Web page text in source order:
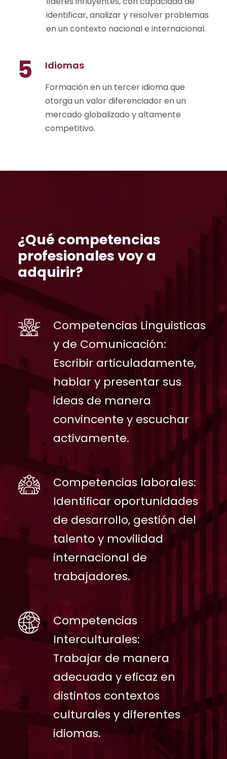
identificar, analizar y resolver problemas
en un contexto nacional e internacional.
5 Idiomas
Formación en un tercer idioma que
otorga un valor diferenciador en un
mercado globalizado y altamente
competitivo.
¿Qué competencias
profesionales voy a
adquirir?
Competencias Linguisticas
y de Comunicación:
Escribir articuladamente,
hablar y presentar sus
ideas de manera
convincente y escuchar
activamente.
Competencias laborales:
Identificar oportunidades
de desarrollo, gestión del
talento y movilidad
internacional de
trabajadores.
Competencias
Interculturales:
Trabajar de manera
adecuada y eficaz en
distintos contextos
culturales y diferentes
idiomas.